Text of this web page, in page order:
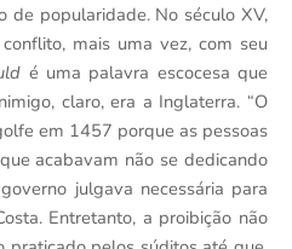
de popularidade. No século XV,
mais uma vez, com seu
é uma palavra escocesa que
claro, era a Inglaterra. “O
em 1457 porque as pessoas
acabavam não se dedicando
julgava necessária para
Entretanto, a proibição não